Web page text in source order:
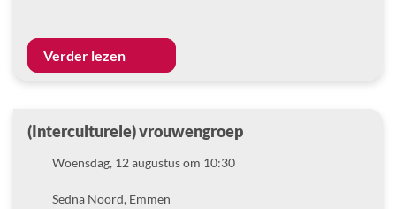
Verder lezen
(Interculturele) vrouwengroep
DatumWoensdag, 12 augustus om 10:30
LocatieSedna Noord, Emmen